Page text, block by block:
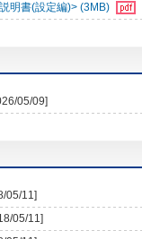
明書(設定編)> (3MB)
05/09]
05/11]
05/11]